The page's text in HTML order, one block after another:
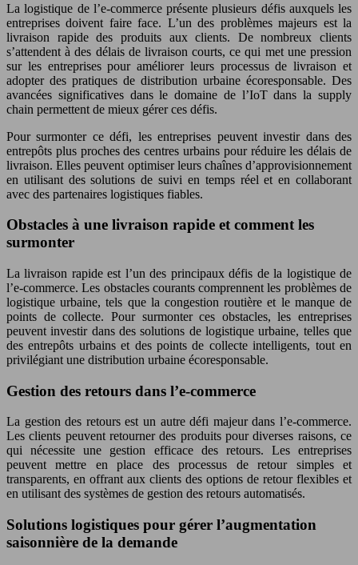
La logistique de l’e-commerce présente plusieurs défis auxquels les
entreprises doivent faire face. L’un des problèmes majeurs est la
livraison rapide des produits aux clients. De nombreux clients
s’attendent à des délais de livraison courts, ce qui met une pression
sur les entreprises pour améliorer leurs processus de livraison et
adopter des pratiques de distribution urbaine écoresponsable. Des
avancées significatives dans le domaine de l’IoT dans la supply
chain permettent de mieux gérer ces défis.
Pour surmonter ce défi, les entreprises peuvent investir dans des
entrepôts plus proches des centres urbains pour réduire les délais de
livraison. Elles peuvent optimiser leurs chaînes d’approvisionnement
en utilisant des solutions de suivi en temps réel et en collaborant
avec des partenaires logistiques fiables.
Obstacles à une livraison rapide et comment les
surmonter
La livraison rapide est l’un des principaux défis de la logistique de
l’e-commerce. Les obstacles courants comprennent les problèmes de
logistique urbaine, tels que la congestion routière et le manque de
points de collecte. Pour surmonter ces obstacles, les entreprises
peuvent investir dans des solutions de logistique urbaine, telles que
des entrepôts urbains et des points de collecte intelligents, tout en
privilégiant une distribution urbaine écoresponsable.
Gestion des retours dans l’e-commerce
La gestion des retours est un autre défi majeur dans l’e-commerce.
Les clients peuvent retourner des produits pour diverses raisons, ce
qui nécessite une gestion efficace des retours. Les entreprises
peuvent mettre en place des processus de retour simples et
transparents, en offrant aux clients des options de retour flexibles et
en utilisant des systèmes de gestion des retours automatisés.
Solutions logistiques pour gérer l’augmentation
saisonnière de la demande